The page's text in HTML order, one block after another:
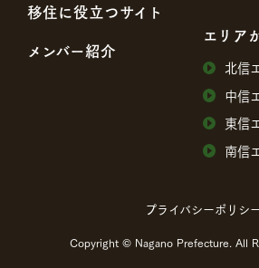
移住に役⽴つサイト
メンバー紹介
エリア
北信
中信
東信
南信
プライバシーポリシ
Copyright © Nagano Prefecture. All